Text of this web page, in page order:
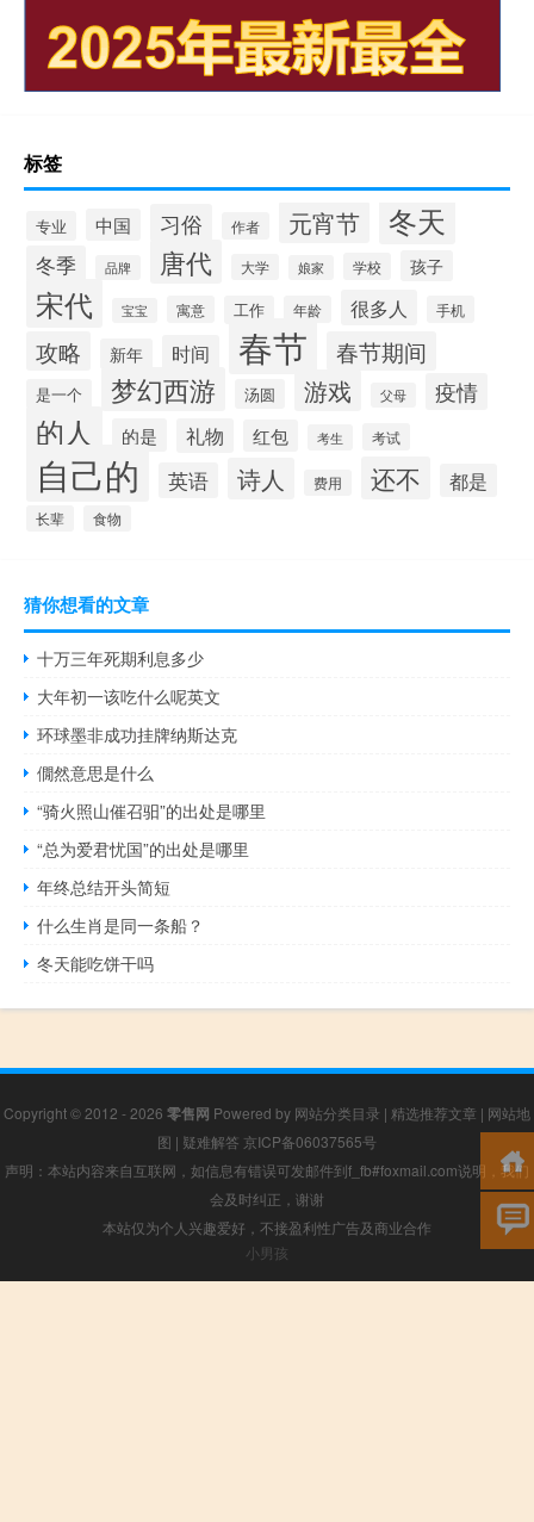
标签
专业 中国 习俗 作者 元宵节 冬天
冬季 品牌 唐代 大学 娘家 学校 孩子
宋代 宝宝 寓意 工作 年龄 很多人 手机
攻略 新年 时间 春节 春节期间
是一个 梦幻西游 汤圆 游戏 父母 疫情
的人 的是 礼物 红包 考生 考试
自己的 英语 诗人 费用 还不 都是
长辈 食物
猜你想看的文章
十万三年死期利息多少
大年初一该吃什么呢英文
环球墨非成功挂牌纳斯达克
僩然意思是什么
“骑火照山催召驲”的出处是哪里
“总为爱君忧国”的出处是哪里
年终总结开头简短
什么生肖是同一条船？
冬天能吃饼干吗
Copyright © 2012 - 2026 零售网 Powered by 网站分类目录 | 精选推荐文章 | 网站地
图 | 疑难解答 京ICP备06037565号
声明：本站内容来自互联网，如信息有错误可发邮件到f_fb#foxmail.com说明，我们
会及时纠正，谢谢
本站仅为个人兴趣爱好，不接盈利性广告及商业合作
小男孩